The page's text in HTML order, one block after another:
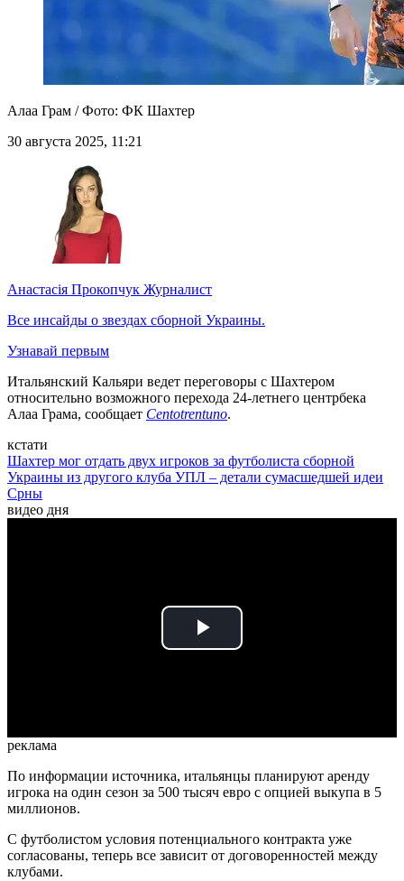
Алаа Грам / Фото: ФК Шахтер
30 августа 2025, 11:21
Анастасія Прокопчук Журналист
Все инсайды о звездах сборной Украины.
Узнавай первым
Итальянский Кальяри ведет переговоры с Шахтером
относительно возможного перехода 24-летнего центрбека
Алаа Грама, сообщает Centotrentuno.
кстати
Шахтер мог отдать двух игроков за футболиста сборной
Украины из другого клуба УПЛ – детали сумасшедшей идеи
Срны
видео дня
Play
реклама
По информации источника, итальянцы планируют аренду
игрока на один сезон за 500 тысяч евро с опцией выкупа в 5
миллионов.
С футболистом условия потенциального контракта уже
согласованы, теперь все зависит от договоренностей между
клубами.